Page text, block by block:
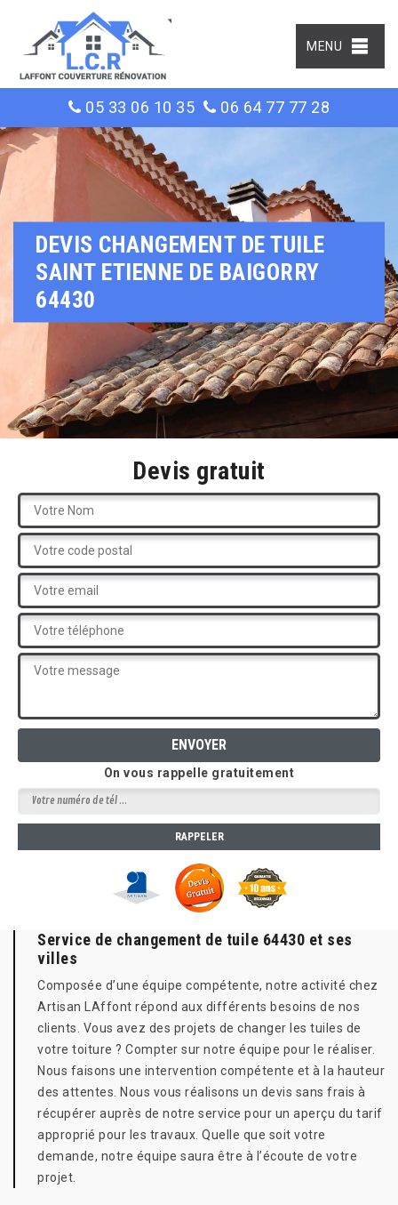
MENU
05 33 06 10 35 06 64 77 77 28
DEVIS CHANGEMENT DE TUILE
SAINT ETIENNE DE BAIGORRY
64430
Devis gratuit
On vous rappelle gratuitement
Service de changement de tuile 64430 et ses
villes
Composée d’une équipe compétente, notre activité chez
Artisan LAffont répond aux différents besoins de nos
clients. Vous avez des projets de changer les tuiles de
votre toiture ? Compter sur notre équipe pour le réaliser.
Nous faisons une intervention compétente et à la hauteur
des attentes. Nous vous réalisons un devis sans frais à
récupérer auprès de notre service pour un aperçu du tarif
approprié pour les travaux. Quelle que soit votre
demande, notre équipe saura être à l’écoute de votre
projet.